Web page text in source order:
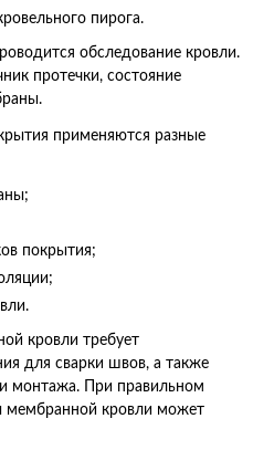
пирога.
обследование кровли.
протечки, состояние
применяются разные
покрытия;
кровли требует
для сварки швов, а также
монтажа. При правильном
мембранной кровли может